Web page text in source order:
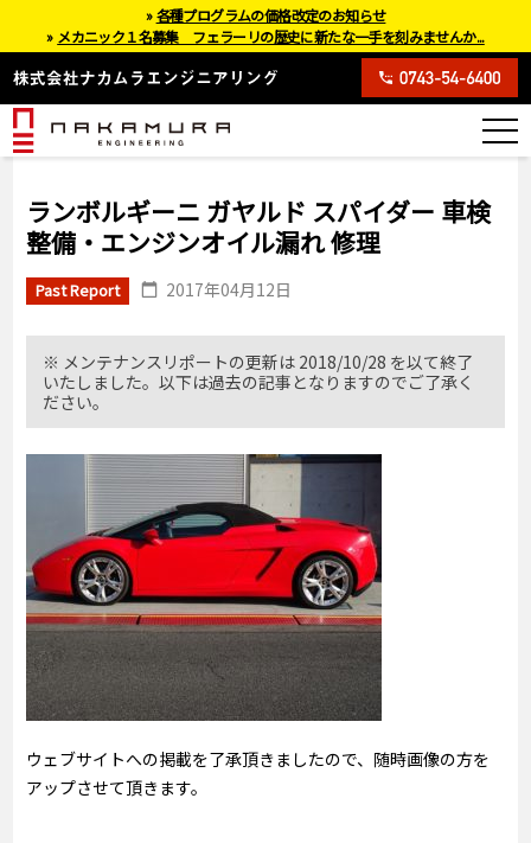
ランボルギーニ ガヤルド スパイダー 車検
整備・エンジンオイル漏れ 修理
Past Report 2017年04月12日
※ メンテナンスリポートの更新は 2018/10/28 を以て終了
いたしました。以下は過去の記事となりますのでご了承く
ださい。
ウェブサイトへの掲載を了承頂きましたので、随時画像の方を
アップさせて頂きます。
»各種プログラムの価格改定のお知らせ
» メカニック１名募集 フェラーリの歴史に新たな一手を刻みませんか...